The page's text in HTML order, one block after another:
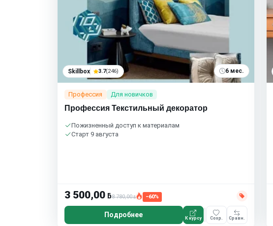
Skillbox 3.7(246) 6 мес.
Профессия Для новичков
Профессия Текстильный декоратор
Пожизненный доступ к материалам
Старт 9 августа
3 500,00 ƃ8 780,00ƃ −60%
Подробнее К курсу Сохр. Сравн.